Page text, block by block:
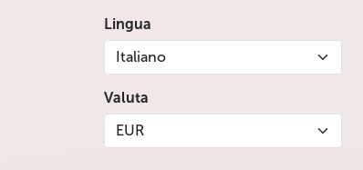
Lingua
Italiano
Valuta
EUR